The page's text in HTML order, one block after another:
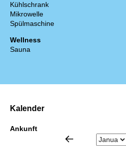
Kühlschrank
Mikrowelle
Spülmaschine
Wellness
Sauna
Kalender
Ankunft